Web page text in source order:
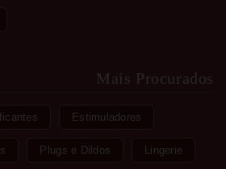
Mais Procurados
Estimuladores
Plugs e Dildos Lingerie